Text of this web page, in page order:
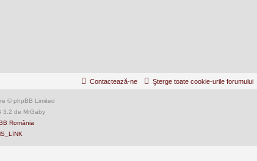
Şterge toate cookie-urile forumului
Contactează-ne
© phpBB Limited
3.2 de MrGaby
România